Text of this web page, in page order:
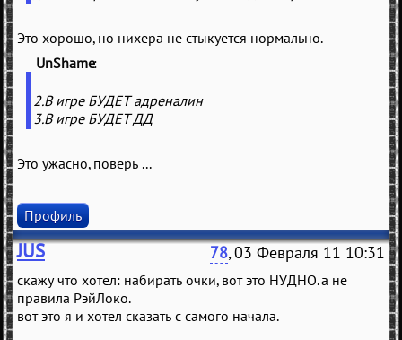
Это хорошо, но нихера не стыкуется нормально.
UnShame
2.В игре БУДЕТ адреналин
3.В игре БУДЕТ ДД
Это ужасно, поверь ...
Профиль
JUS 78, 03 Февраля 11 10:31
скажу что хотел: набирать очки, вот это НУДНО. а не
правила РэйЛоко.
вот это я и хотел сказать с самого начала.